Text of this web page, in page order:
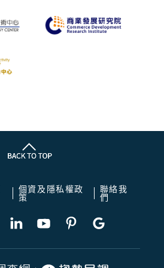
個資及隱私權政
策
聯絡我
們